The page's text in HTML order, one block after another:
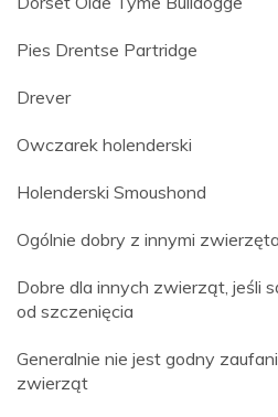
Pies Drentse Partridge
Drever
Owczarek holenderski
Holenderski Smoushond
Ogólnie dobry z innymi
Dobre dla innych zwierząt, jeśli
od szczenięcia
Generalnie nie jest godny
zwierząt